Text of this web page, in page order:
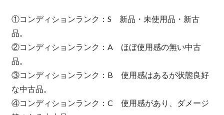
①コンディションランク：S 新品・未使用品・新古
品。
②コンディションランク：A ほぼ使用感の無い中古
品。
③コンディションランク：B 使用感はあるが状態良好
な中古品。
④コンディションランク：C 使用感があり、ダメージ